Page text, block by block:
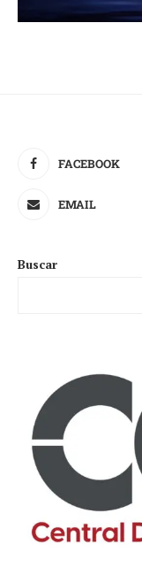
FACEBOOK
EMAIL
Buscar